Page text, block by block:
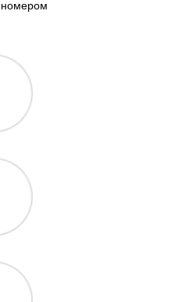
номером